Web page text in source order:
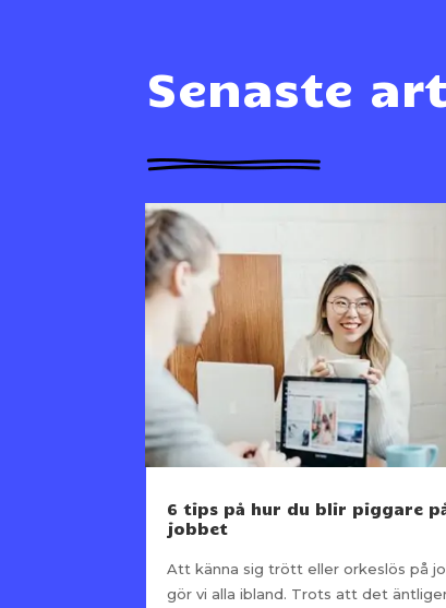
Senaste
6 tips på hur du blir piggare
jobbet
Att känna sig trött eller orkeslös på
gör vi alla ibland. Trots att det